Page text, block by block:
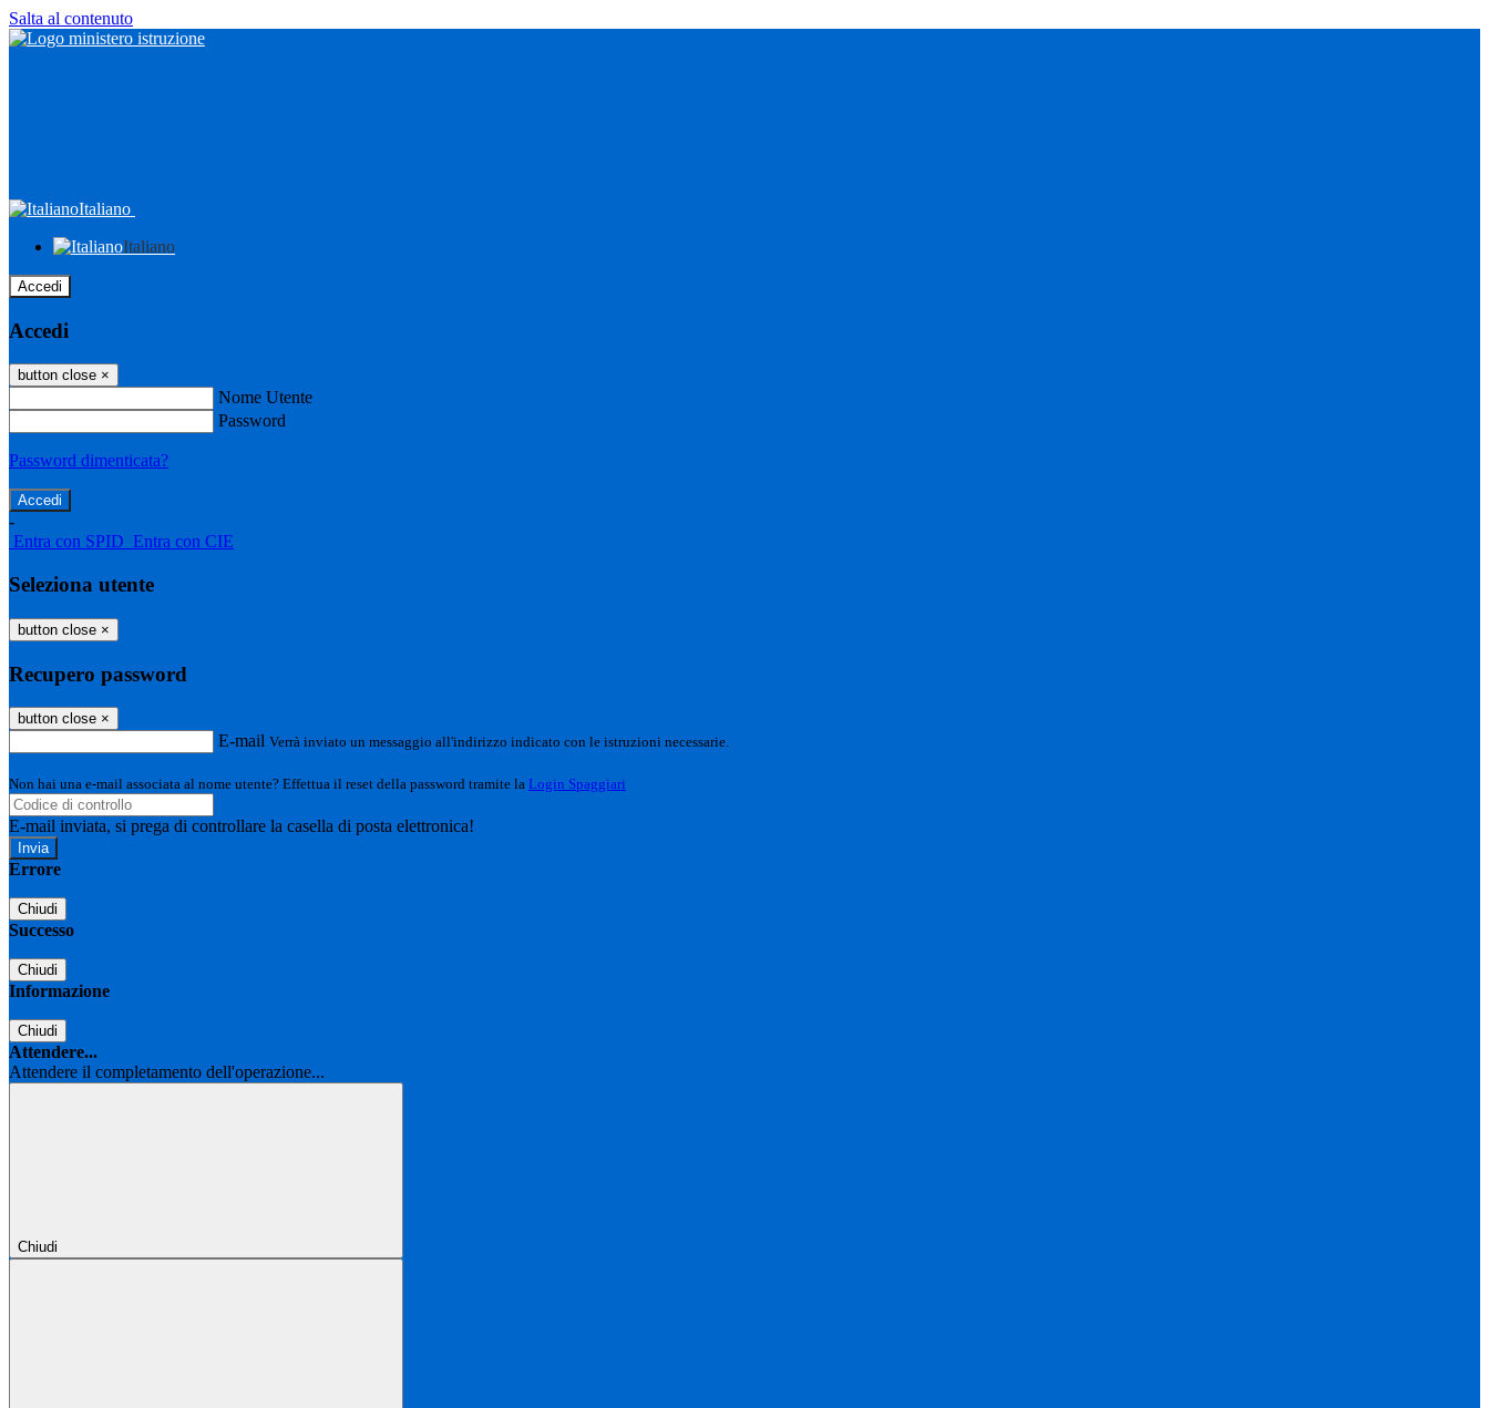
Salta al contenuto
Italiano
Italiano
Accedi
Accedi
button close ×
Nome Utente
Password
Password dimenticata?
-
Entra con SPID Entra con CIE
Seleziona utente
button close ×
Recupero password
button close ×
E-mail Verrà inviato un messaggio all'indirizzo indicato con le istruzioni necessarie.
Non hai una e-mail associata al nome utente? Effettua il reset della password tramite la Login Spaggiari
E-mail inviata, si prega di controllare la casella di posta elettronica!
Errore
Chiudi
Successo
Chiudi
Informazione
Chiudi
Attendere...
Attendere il completamento dell'operazione...
Chiudi